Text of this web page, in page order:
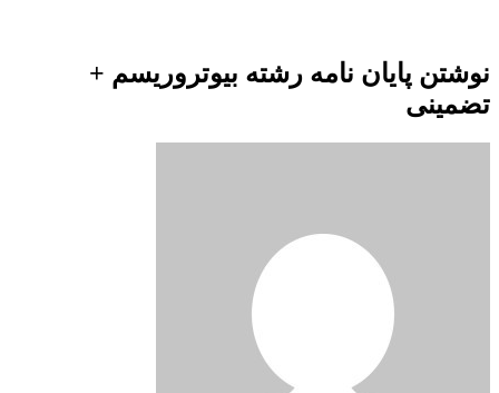
نوشتن پایان نامه رشته بیوتروریسم +
تضمینی